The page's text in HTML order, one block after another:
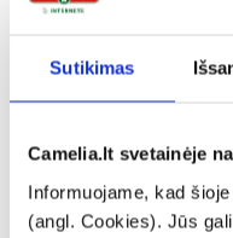
Sutikimas
Camelia.lt svetainėje
Informuojame, kad
(angl. Cookies). Jūs
DELIA apsauginis
kremas vaikams SUN
Įvertinimas 5.0 iš 5
3,49 € 6,99 €